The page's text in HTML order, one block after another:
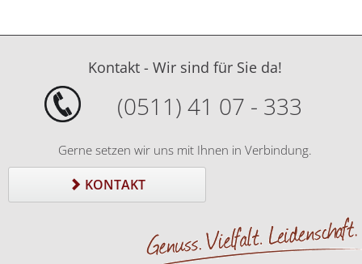
Kontakt - Wir sind für Sie da!
(0511) 41 07 - 333
Gerne setzen wir uns mit Ihnen in Verbindung.
KONTAKT